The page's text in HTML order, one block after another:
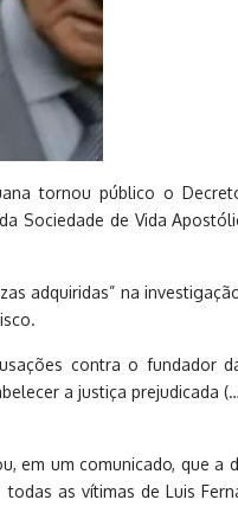
tornou público o
de Vida
adquiridas” na
contra o fundador
a justiça prejudicada
em um comunicado, que a
as vítimas de Luis